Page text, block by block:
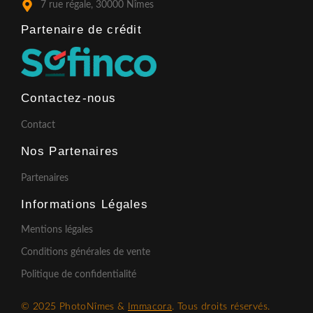
7 rue régale, 30000 Nîmes
Partenaire de crédit​
Contactez-nous
Contact
Nos Partenaires
Partenaires
Informations Légales
Mentions légales
Conditions générales de vente
Politique de confidentialité
© 2025 PhotoNîmes & Immacora. Tous droits réservés.